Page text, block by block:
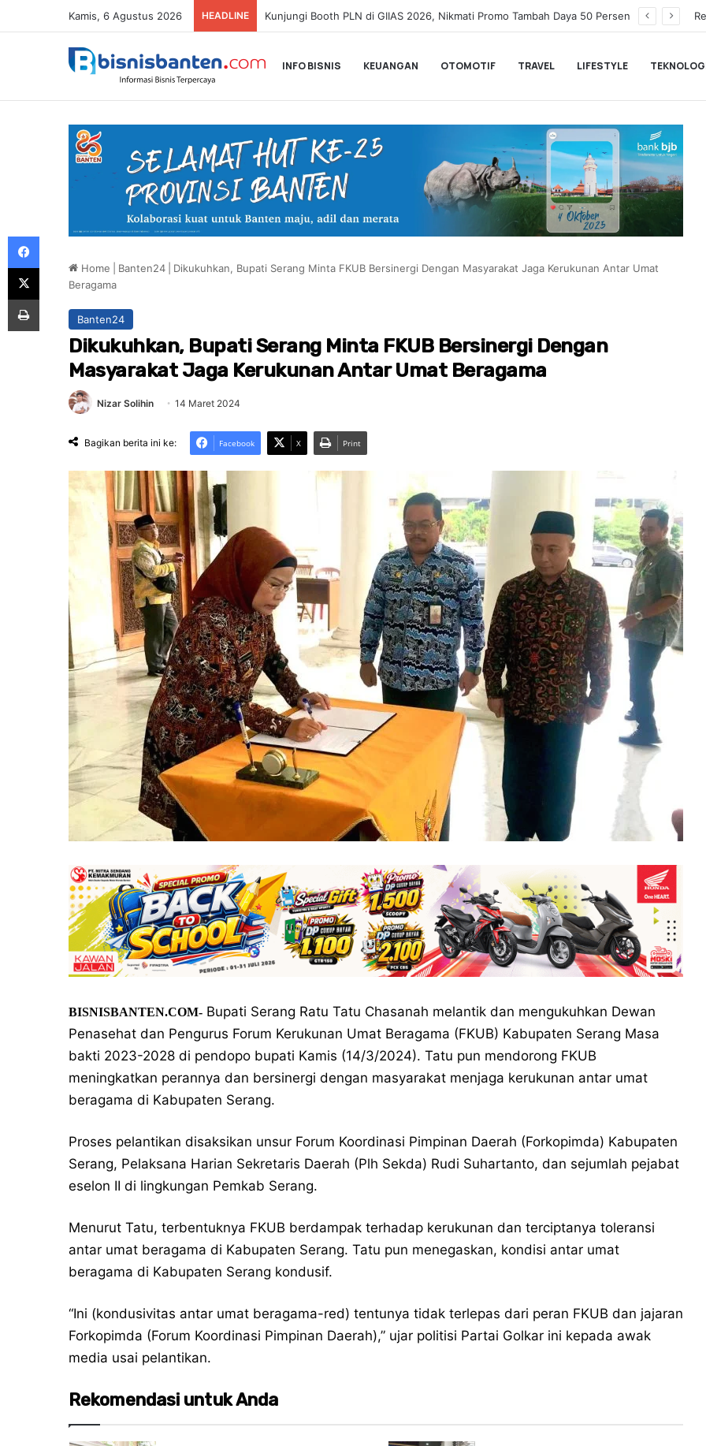
Kamis, 6 Agustus 2026 HEADLINE Hadiri HUT Bank Banten ke-10, Kepala BI Banten: Fokus Jadi Agen Pembangunan dan Dorong Ekonomi Daerah
INFO BISNIS KEUANGAN OTOMOTIF TRAVEL LIFESTYLE
Home Banten24
Dikukuhkan, Bupati Serang Minta FKUB Bersinergi Dengan Masyarakat Jaga Kerukunan Antar Umat
Beragama
Banten24
Dikukuhkan, Bupati Serang Minta FKUB Bersinergi Dengan
Masyarakat Jaga Kerukunan Antar Umat Beragama
Nizar Solihin 14 Maret 2024
Bagikan berita ini ke: Facebook X Print
BISNISBANTEN.COM- Bupati Serang Ratu Tatu Chasanah melantik dan mengukuhkan Dewan
Penasehat dan Pengurus Forum Kerukunan Umat Beragama (FKUB) Kabupaten Serang Masa
bakti 2023-2028 di pendopo bupati Kamis (14/3/2024). Tatu pun mendorong FKUB
meningkatkan perannya dan bersinergi dengan masyarakat menjaga kerukunan antar umat
beragama di Kabupaten Serang.
Proses pelantikan disaksikan unsur Forum Koordinasi Pimpinan Daerah (Forkopimda) Kabupaten
Serang, Pelaksana Harian Sekretaris Daerah (Plh Sekda) Rudi Suhartanto, dan sejumlah pejabat
eselon II di lingkungan Pemkab Serang.
Menurut Tatu, terbentuknya FKUB berdampak terhadap kerukunan dan terciptanya toleransi
antar umat beragama di Kabupaten Serang. Tatu pun menegaskan, kondisi antar umat
beragama di Kabupaten Serang kondusif.
“Ini (kondusivitas antar umat beragama-red) tentunya tidak terlepas dari peran FKUB dan jajaran
Forkopimda (Forum Koordinasi Pimpinan Daerah),” ujar politisi Partai Golkar ini kepada awak
media usai pelantikan.
Rekomendasi untuk Anda
Facebook